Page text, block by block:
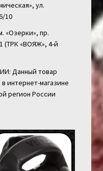
ул.
10
«Озерки», пр.
(ТРК «ВОЯЖ», 4-й
Данный товар
интернет-магазине
регион России